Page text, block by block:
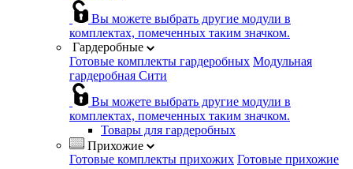
Вы можете выбрать другие модули в
комплектах, помеченных таким значком.
Гардеробные
Готовые комплекты гардеробных Модульная
гардеробная Сити
Вы можете выбрать другие модули в
комплектах, помеченных таким значком.
Товары для гардеробных
Прихожие
Готовые комплекты прихожих Готовые прихожие